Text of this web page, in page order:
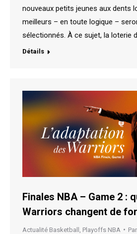
nouveaux petits jeunes aux dents
meilleurs – en toute logique –
sélectionnés. À ce sujet, la loterie
Détails
Finales NBA – Game 2 :
Warriors changent de
Actualité Basketball Playoffs NBA Par